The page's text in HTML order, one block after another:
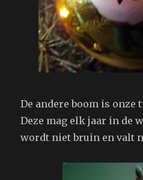
De andere boom is onze
Deze mag elk jaar in de
wordt niet bruin en valt